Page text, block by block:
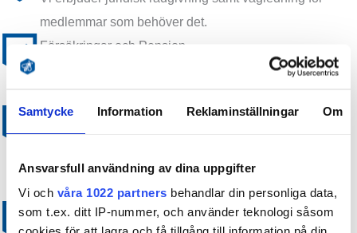
Samtycke Information Reklaminställningar Om
Ansvarsfull användning av dina uppgifter
Vi och våra 1022 partners behandlar din personliga data,
som t.ex. ditt IP-nummer, och använder teknologi såsom
medlemmar som behöver det.
Försäkringar och Pension
Vi har utvecklat ett brett utbud av företagsförsäkringar
Medlemsförmåner
flesta småföretagarna men även annan medlemsnytta
så som appar och mallar.
Näringspolitiskt arbete för småföretagare